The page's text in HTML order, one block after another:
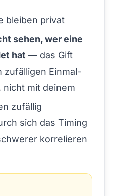
bleiben privat
sehen, wer eine
hat — das Gift
zufälligen Einmal-
nicht mit deinem
zufällig
sich das Timing
korrelieren